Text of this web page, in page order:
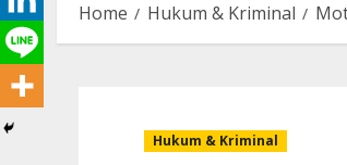
Home Hukum & Kriminal
Hukum & Kriminal